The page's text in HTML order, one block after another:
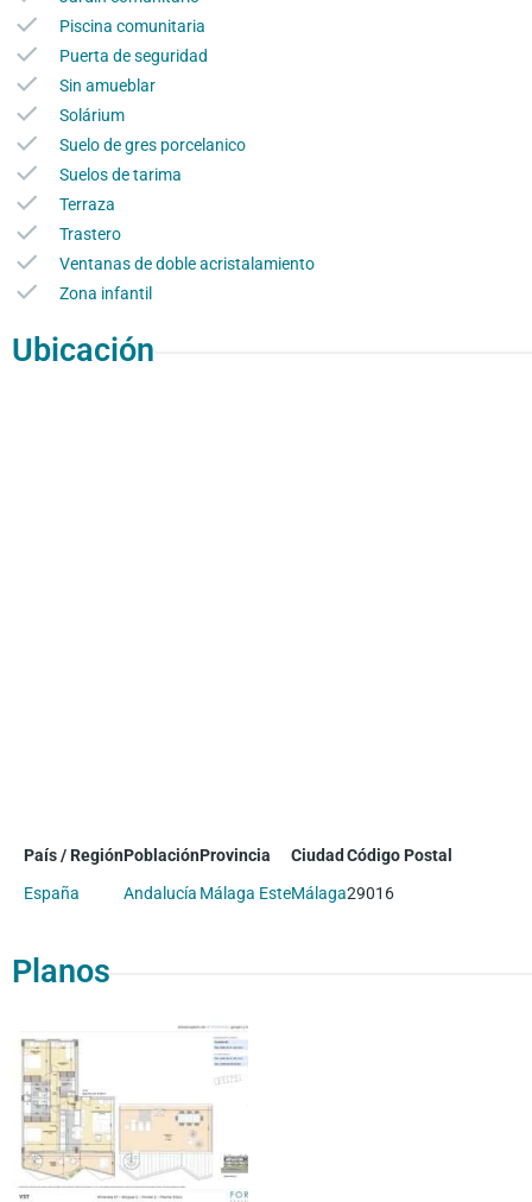
Piscina comunitaria
Puerta de seguridad
Sin amueblar
Solárium
Suelo de gres porcelanico
Suelos de tarima
Terraza
Trastero
Ventanas de doble acristalamiento
Zona infantil
Ubicación
País / Región
España
Población
Andalucía
Provincia
Málaga Este
Ciudad
Málaga
Código Postal
29016
Planos